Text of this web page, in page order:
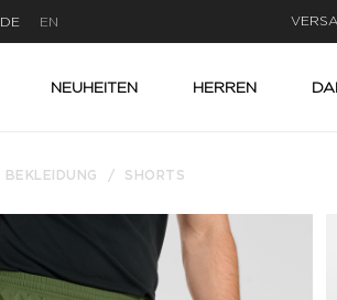
DE EN
NEUHEITEN HERREN
BEKLEIDUNG SHORTS